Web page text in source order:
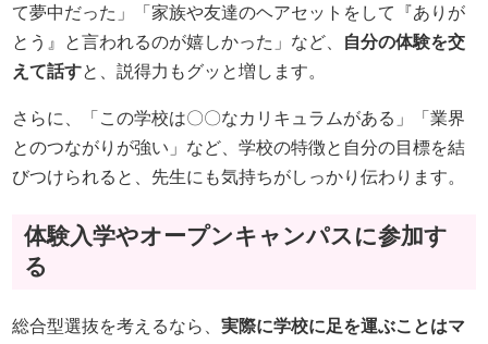
て夢中だった」「家族や友達のヘアセットをして『ありが
とう』と言われるのが嬉しかった」など、
自分の体験を交
えて話すと、説得力もグッと増します。
さらに、「この学校は〇〇なカリキュラムがある」「業界
とのつながりが強い」など、学校の特徴と自分の目標を結
びつけられると、先生にも気持ちがしっかり伝わります。
体験入学やオープンキャンパスに参加す
る
総合型選抜を考えるなら、実際に学校に足を運ぶことはマ